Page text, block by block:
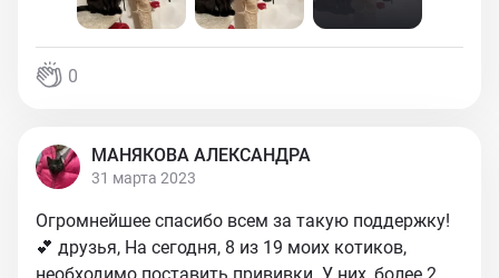
0
МАНЯКОВА АЛЕКСАНДРА
31 марта 2023
Огромнейшее спасибо всем за такую поддержку!
💕 друзья, На сегодня, 8 из 19 моих котиков,